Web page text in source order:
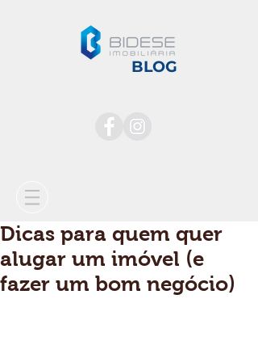
BLOG
Dicas para quem quer
alugar um imóvel (e
fazer um bom negócio)